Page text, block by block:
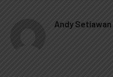
Andy Setiawan